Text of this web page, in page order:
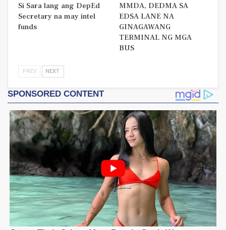
Si Sara lang ang DepEd
Secretary na may intel
funds
MMDA, DEDMA SA
EDSA LANE NA
GINAGAWANG
TERMINAL NG MGA
BUS
PREV NEXT